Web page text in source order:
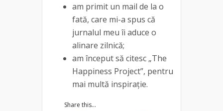
am primit un mail de la o
fată, care mi-a spus că
jurnalul meu îi aduce o
alinare zilnică;
am început să citesc „The
Happiness Project”, pentru
mai multă inspirație.
Share this...